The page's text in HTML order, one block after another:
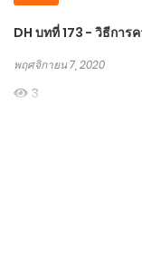
DH บทที่ 173 - วิธีการ
พฤศจิกายน 7, 2020
3
DH บทที่